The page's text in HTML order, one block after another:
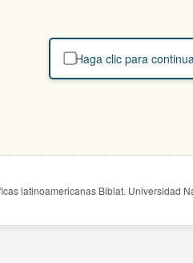
Haga clic para
latinoamericanas Biblat. Universidad